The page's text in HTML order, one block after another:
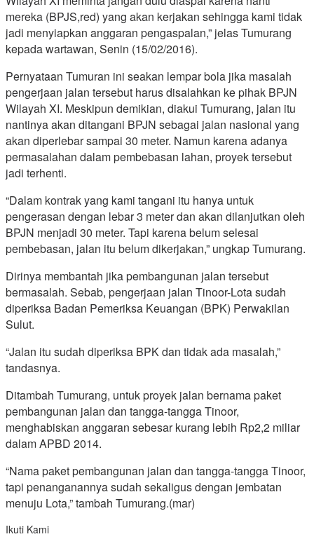
mereka (BPJS,red) yang akan kerjakan sehingga kami tidak
jadi menyiapkan anggaran pengaspalan,” jelas Tumurang
kepada wartawan, Senin (15/02/2016).
Pernyataan Tumuran ini seakan lempar bola jika masalah
pengerjaan jalan tersebut harus disalahkan ke pihak BPJN
Wilayah XI. Meskipun demikian, diakui Tumurang, jalan itu
nantinya akan ditangani BPJN sebagai jalan nasional yang
akan diperlebar sampai 30 meter. Namun karena adanya
permasalahan dalam pembebasan lahan, proyek tersebut
jadi terhenti.
“Dalam kontrak yang kami tangani itu hanya untuk
pengerasan dengan lebar 3 meter dan akan dilanjutkan oleh
BPJN menjadi 30 meter. Tapi karena belum selesai
pembebasan, jalan itu belum dikerjakan,” ungkap Tumurang.
Dirinya membantah jika pembangunan jalan tersebut
bermasalah. Sebab, pengerjaan jalan Tinoor-Lota sudah
diperiksa Badan Pemeriksa Keuangan (BPK) Perwakilan
Sulut.
“Jalan itu sudah diperiksa BPK dan tidak ada masalah,”
tandasnya.
Ditambah Tumurang, untuk proyek jalan bernama paket
pembangunan jalan dan tangga-tangga Tinoor,
menghabiskan anggaran sebesar kurang lebih Rp2,2 miliar
dalam APBD 2014.
“Nama paket pembangunan jalan dan tangga-tangga Tinoor,
tapi penanganannya sudah sekaligus dengan jembatan
menuju Lota,” tambah Tumurang.(mar)
Ikuti Kami